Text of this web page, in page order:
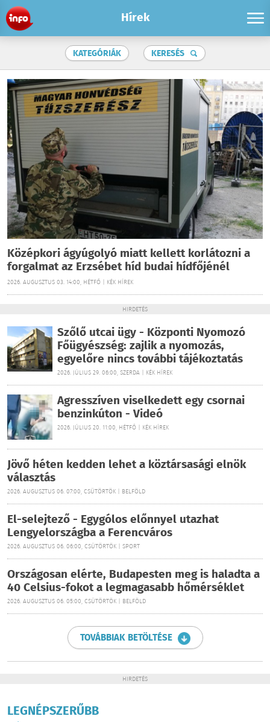
Hírek
KATEGÓRIÁK KERESÉS
Középkori ágyúgolyó miatt kellett korlátozni a
forgalmat az Erzsébet híd budai hídfőjénél
2026. AUGUSZTUS 03. 14:00, HÉTFŐ | KÉK HÍREK
HIRDETÉS
Szőlő utcai ügy - Központi Nyomozó
Főügyészség: zajlik a nyomozás,
egyelőre nincs további tájékoztatás
2026. JÚLIUS 29. 06:00, SZERDA | KÉK HÍREK
Agresszíven viselkedett egy csornai
benzinkúton - Videó
2026. JÚLIUS 20. 11:00, HÉTFŐ | KÉK HÍREK
Jövő héten kedden lehet a köztársasági elnök
választás
2026. AUGUSZTUS 06. 07:00, CSÜTÖRTÖK | BELFÖLD
El-selejtező - Egygólos előnnyel utazhat
Lengyelországba a Ferencváros
2026. AUGUSZTUS 06. 06:00, CSÜTÖRTÖK | SPORT
Országosan elérte, Budapesten meg is haladta a
40 Celsius-fokot a legmagasabb hőmérséklet
2026. AUGUSZTUS 06. 05:00, CSÜTÖRTÖK | BELFÖLD
TOVÁBBIAK BETÖLTÉSE
HIRDETÉS
LEGNÉPSZERŰBB